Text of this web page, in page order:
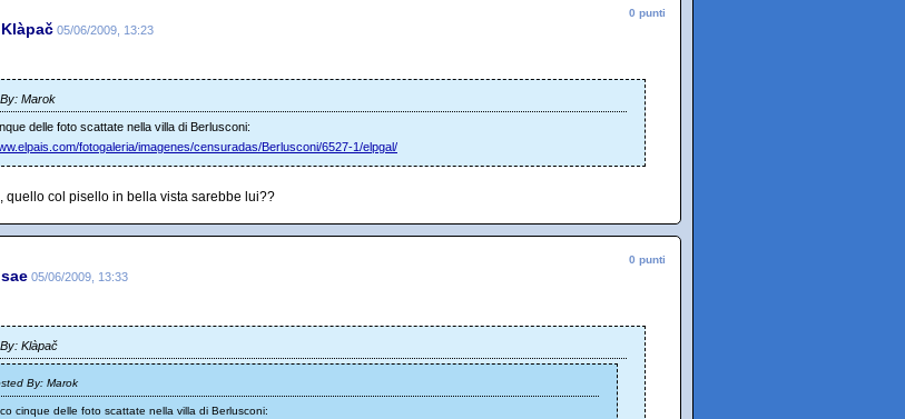
Klàpač 05/06/2009, 13:23
0 punti
Marok
delle foto scattate nella villa di Berlusconi:
fotogaleria/imagenes/censuradas/Berlusconi/6527-1/elpgal/
quello col pisello in bella vista sarebbe lui??
sae 05/06/2009, 13:33
0 punti
Klàpač
By: Marok
cinque delle foto scattate nella villa di Berlusconi: